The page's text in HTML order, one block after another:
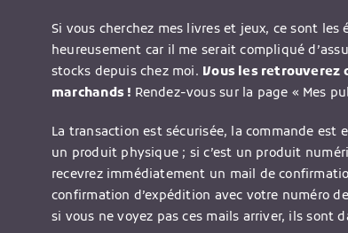
Si vous cherchez mes livres et jeux, ce sont
heureusement car il me serait compliqué
stocks depuis chez moi. Vous les retrouverez
marchands ! Rendez-vous sur la page « Mes
La transaction est sécurisée, la commande est
un produit physique ; si c’est un produit
recevrez immédiatement un mail de
confirmation d’expédition avec votre numéro
si vous ne voyez pas ces mails arriver, ils sont